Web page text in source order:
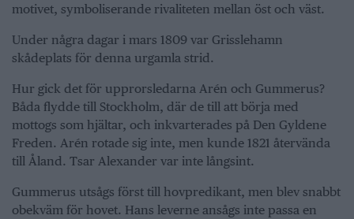
motivet, symboliserande rivaliteten mellan öst och väst.
Under några dagar i mars 1809 var Grisslehamn
skådeplats för denna urgamla strid.
Hur gick det för upprorsledarna Arén och Gummerus?
Båda flydde till Stockholm, där de till att börja med
mottogs som hjältar, och inkvarterades på Den Gyldene
Freden. Arén rotade sig inte, men kunde 1821 återvända
till Åland. Tsar Alexander var inte långsint.
Gummerus utsågs först till hovpredikant, men blev snabbt
obekväm för hovet. Hans leverne ansågs inte passa en